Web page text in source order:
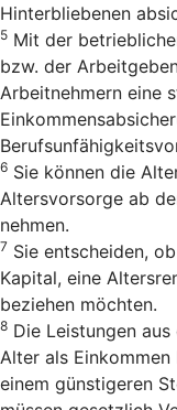
Hinterbliebenen
5 Mit der
bzw. der
Arbeitnehmern eine
6 Sie können die
Altersvorsorge ab
nehmen.
7 Sie entscheiden,
Kapital, eine
beziehen möchten.
8 Die Leistungen
Alter als
einem günstigeren